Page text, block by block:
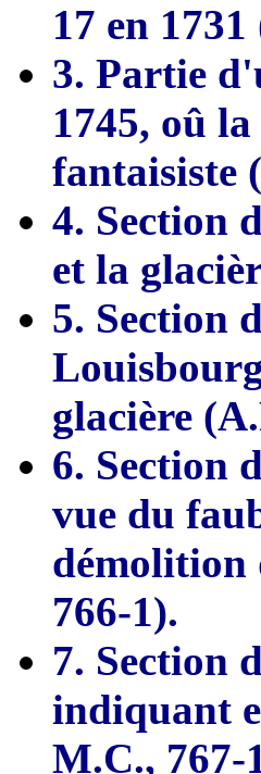
17 en
3. Partie
1745, oû
fantaisiste
4. Section
et la
5. Section
glacière
6. Section
vue du
démolition
766-1).
7. Section
indiquant
M.C., 767-